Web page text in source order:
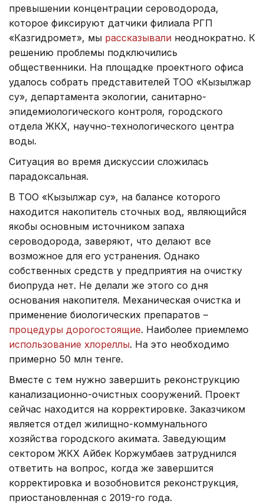
превышении концентрации сероводорода,
которое фиксируют датчики филиала РГП
«Казгидромет», мы рассказывали неоднократно. К
решению проблемы подключились
общественники. На площадке проектного офиса
удалось собрать представителей ТОО «Кызылжар
су», департамента экологии, санитарно-
эпидемиологического контроля, городского
отдела ЖКХ, научно-технологического центра
воды.
Ситуация во время дискуссии сложилась
парадоксальная.
В ТОО «Кызылжар су», на балансе которого
находится накопитель сточных вод, являющийся
якобы основным источником запаха
сероводорода, заверяют, что делают все
возможное для его устранения. Однако
собственных средств у предприятия на очистку
биопруда нет. Не делали же этого со дня
основания накопителя. Механическая очистка и
применение биологических препаратов –
процедуры дорогостоящие. Наиболее приемлемо
использование хлореллы. На это необходимо
примерно 50 млн тенге.
Вместе с тем нужно завершить реконструкцию
канализационно-очистных сооружений. Проект
сейчас находится на корректировке. Заказчиком
является отдел жилищно-коммунального
хозяйства городского акимата. Заведующим
сектором ЖКХ Айбек Коржумбаев затруднился
ответить на вопрос, когда же завершится
корректировка и возобновится реконструкция,
приостановленная с 2019-го года.